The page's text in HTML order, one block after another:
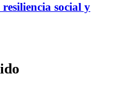
social y